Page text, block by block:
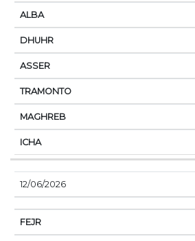
12/06/2026